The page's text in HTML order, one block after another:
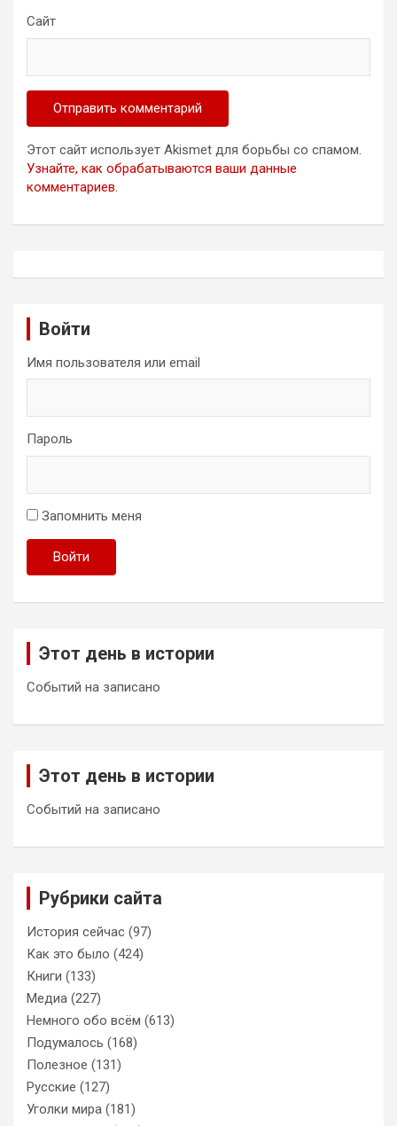
Сайт
Этот сайт использует Akismet для борьбы со спамом.
Узнайте, как обрабатываются ваши данные
комментариев.
Войти
Имя пользователя или email
Пароль
Запомнить меня
Войти
Этот день в истории
Событий на записано
Этот день в истории
Событий на записано
Рубрики сайта
История сейчас (97)
Как это было (424)
Книги (133)
Медиа (227)
Немного обо всём (613)
Подумалось (168)
Полезное (131)
Русские (127)
Уголки мира (181)